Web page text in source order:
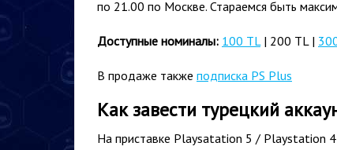
по 21.00 по Москве. Стараемся быть
Доступные номиналы: 100 TL| 200 TL |
В продаже также подписка PS Plus
Как завести турецкий
На приставке Playsatation 5 / Playstation